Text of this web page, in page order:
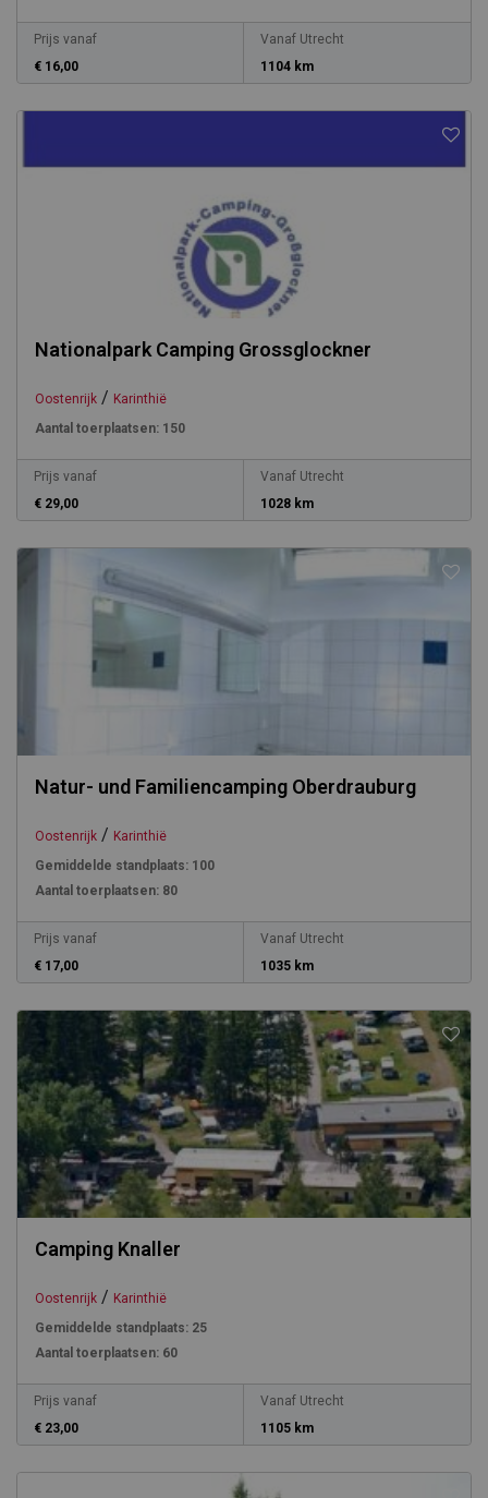
Prijs vanaf
€ 16,00
Vanaf Utrecht
1104 km
Nationalpark Camping Grossglockner
Oostenrijk / Karinthië
Aantal toerplaatsen: 150
Prijs vanaf
€ 29,00
Vanaf Utrecht
1028 km
Natur- und Familiencamping Oberdrauburg
Oostenrijk / Karinthië
Gemiddelde standplaats: 100
Aantal toerplaatsen: 80
Prijs vanaf
€ 17,00
Vanaf Utrecht
1035 km
Camping Knaller
Oostenrijk / Karinthië
Gemiddelde standplaats: 25
Aantal toerplaatsen: 60
Prijs vanaf
€ 23,00
Vanaf Utrecht
1105 km